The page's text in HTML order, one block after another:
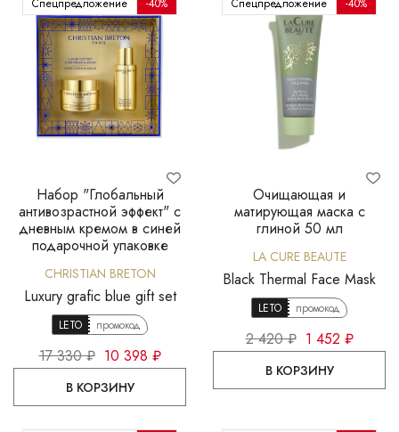
Набор "Глобальный
антивозрастной эффект" с
дневным кремом в синей
подарочной упаковке
CHRISTIAN BRETON
Luxury grafic blue gift set
LETO промокод
17 330 ₽ 10 398 ₽
В КОРЗИНУ
Спецпредложение -40%
Очищающая и
матирующая маска с
глиной 50 мл
LA CURE BEAUTE
Black Thermal Face Mask
LETO промокод
2 420 ₽ 1 452 ₽
В КОРЗИНУ
Спецпредложение -40%